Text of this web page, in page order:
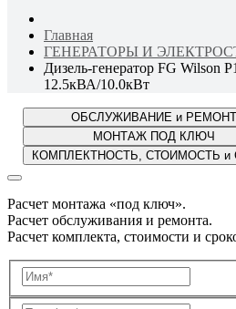
Главная
ГЕНЕРАТОРЫ И
Дизель-генератор FG Wilson
12.5кВА/10.0кВт
Расчет монтажа «под ключ».
Расчет обслуживания и ремонта.
Расчет комплекта, стоимости и